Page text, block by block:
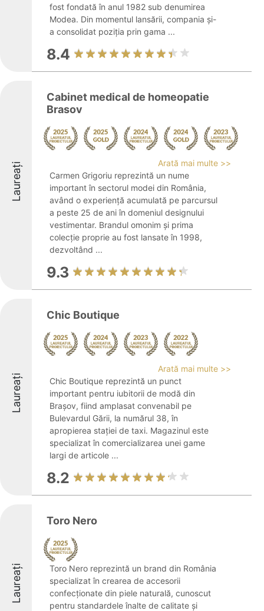
fost fondată în anul 1982 sub denumirea
Modea. Din momentul lansării, compania și-
a consolidat poziția prin gama ...
8.4
Laureați
Cabinet medical de homeopatie
Brasov
Arată mai multe >>
Carmen Grigoriu reprezintă un nume
important în sectorul modei din România,
având o experiență acumulată pe parcursul
a peste 25 de ani în domeniul designului
vestimentar. Brandul omonim și prima
colecție proprie au fost lansate în 1998,
dezvoltând ...
9.3
Laureați
Chic Boutique
Arată mai multe >>
Chic Boutique reprezintă un punct
important pentru iubitorii de modă din
Brașov, fiind amplasat convenabil pe
Bulevardul Gării, la numărul 38, în
apropierea stației de taxi. Magazinul este
specializat în comercializarea unei game
largi de articole ...
8.2
Laureați
Toro Nero
Toro Nero reprezintă un brand din România
specializat în crearea de accesorii
confecționate din piele naturală, cunoscut
pentru standardele înalte de calitate și